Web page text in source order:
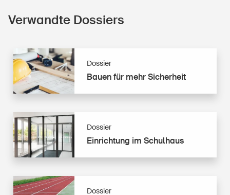
Verwandte Dossiers
Bauen für mehr Sicherheit
Dossier
Bauen
für
mehr
Einrichtung im Schulhaus
Dossier
Einrichtung
im
Schulhaus
Dossier
Anlagen